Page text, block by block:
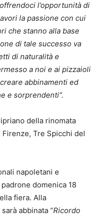
l’opportunità di
la passione con cui
che stanno alla base
di tale successo va
di naturalità e
a noi e ai pizzaioli
abbinamenti ed
e sorprendenti”.
della rinomata
Firenze, Tre Spicchi del
napoletani e
domenica 18
fiera. Alla
abbinata “Ricordo